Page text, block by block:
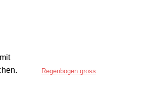
Regenbogen gross